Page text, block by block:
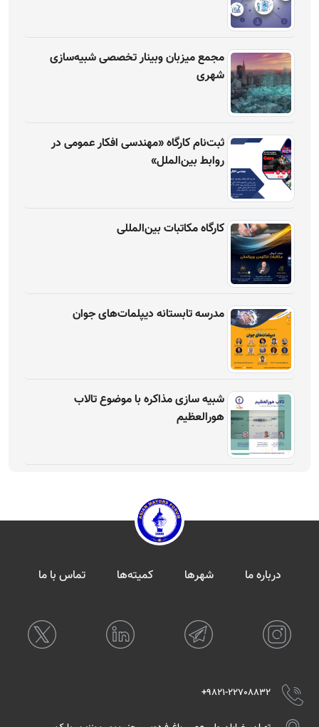
مجمع میزبان وبینار تخصصی شبیه‌سازی
شهری
ثبت‌نام کارگاه «مهندسی افکار عمومی در
روابط بین‌الملل»
کارگاه مکاتبات بین‌المللی
مدرسه تابستانه دیپلمات‌های جوان
شبیه سازی مذاکره با موضوع تالاب
هورالعظیم
درباره ما شهرها کمیته‌ها تماس با ما
9821-22708832+